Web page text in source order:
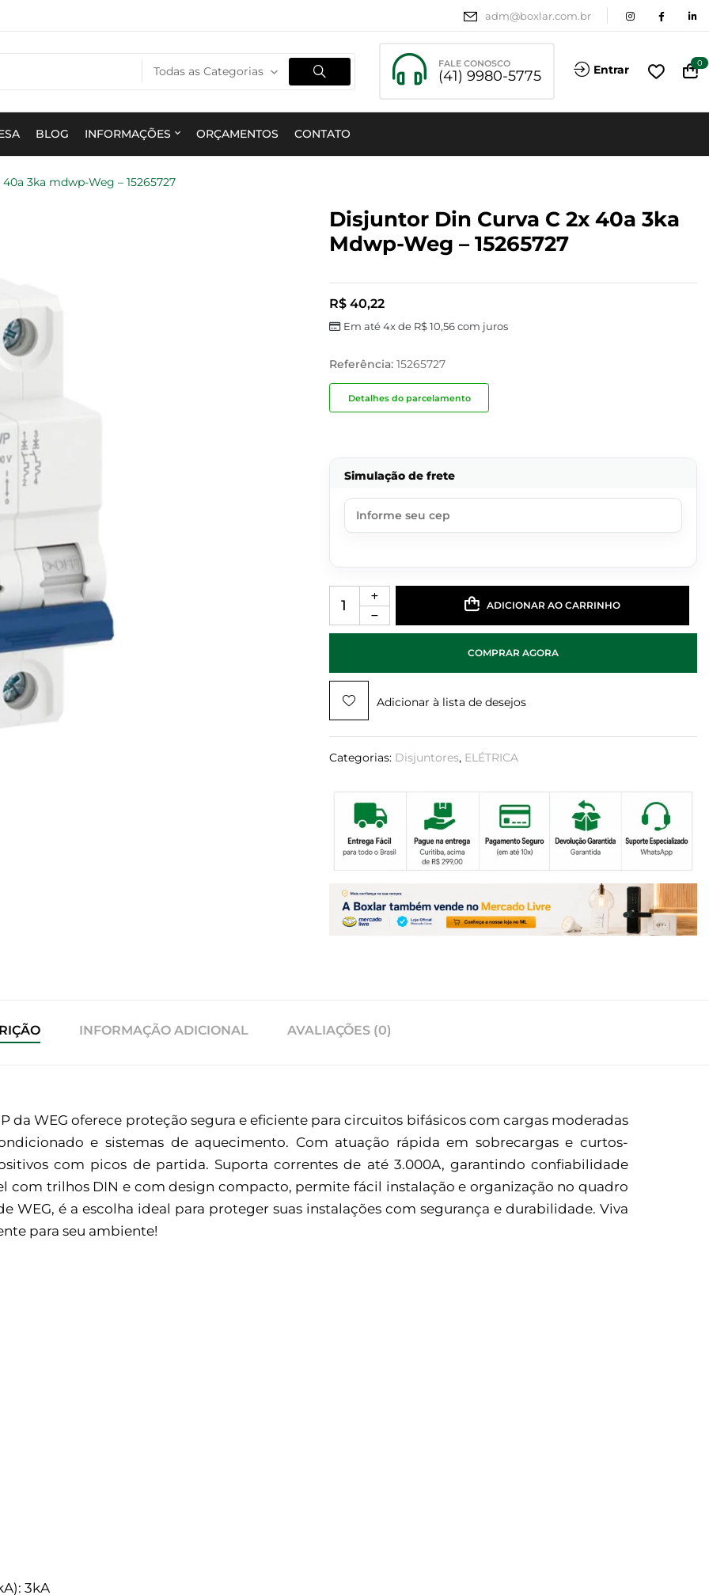
adm@boxlar.com.br
Todas as Categorias
FALE CONOSCO
(41) 9980-5775 Entrar 0
BLOG INFORMAÇÕES ORÇAMENTOS CONTATO
3ka mdwp-Weg – 15265727
Disjuntor Din Curva C 2x 40a 3ka
Mdwp-Weg – 15265727
R$40,22
Em até 4x de R$10,56com juros
Referência:15265727
Detalhes do parcelamento
Simulação de frete
ADICIONAR AO CARRINHO
COMPRAR AGORA
Adicionar à lista de desejos
Categorias: Disjuntores, ELÉTRICA
INFORMAÇÃO ADICIONAL AVALIAÇÕES (0)
da WEG oferece proteção segura e eficiente para circuitos bifásicos com cargas moderadas
e sistemas de aquecimento. Com atuação rápida em sobrecargas e curtos-
com picos de partida. Suporta correntes de até 3.000A, garantindo confiabilidade
com trilhos DIN e com design compacto, permite fácil instalação e organização no quadro
é a escolha ideal para proteger suas instalações com segurança e durabilidade. Viva
para seu ambiente!
3kA